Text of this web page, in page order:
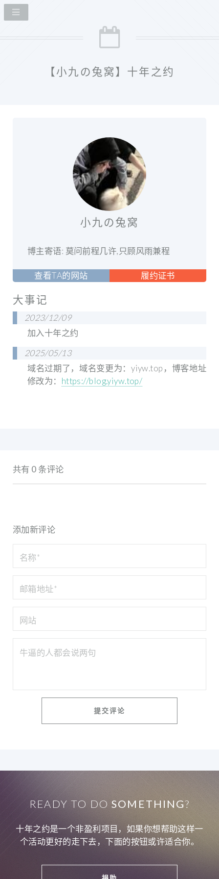
【小九の兔窝】十年之约
小九の兔窝
博主寄语: 莫问前程几许,只顾风雨兼程
查看TA的网站 履约证书
大事记
2023/12/09
加入十年之约
2025/05/13
域名过期了，域名变更为：yiyw.top，博客地址
修改为： https://blog.yiyw.top/
共有 0 条评论
添加新评论
READY TO DOSOMETHING?
十年之约是一个非盈利项目，如果你想帮助这样一
个活动更好的走下去，下面的按钮或许适合你。